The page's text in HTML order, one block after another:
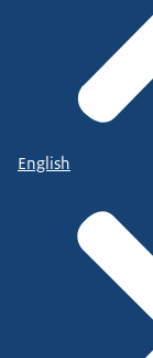
English